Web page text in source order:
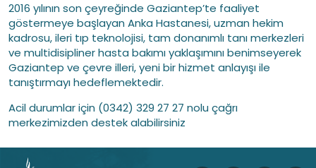
2016 yılının son çeyreğinde Gaziantep’te faaliyet
göstermeye başlayan Anka Hastanesi, uzman hekim
kadrosu, ileri tıp teknolojisi, tam donanımlı tanı merkezleri
ve multidisipliner hasta bakımı yaklaşımını benimseyerek
Gaziantep ve çevre illeri, yeni bir hizmet anlayışı ile
tanıştırmayı hedeflemektedir.
Acil durumlar için (0342) 329 27 27 nolu çağrı
merkezimizden destek alabilirsiniz